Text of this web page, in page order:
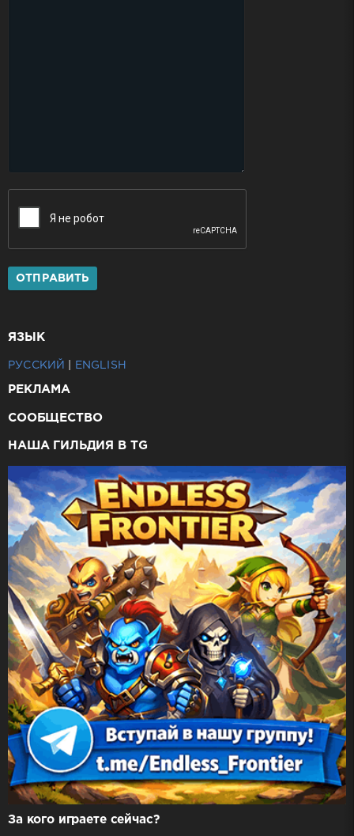
ОТПРАВИТЬ
ЯЗЫК
РУССКИЙ ENGLISH
РЕКЛАМА
СООБЩЕСТВО
НАША ГИЛЬДИЯ В TG
За кого играете сейчас?